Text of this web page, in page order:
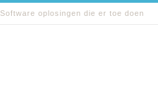
Software oplosingen die er toe doen